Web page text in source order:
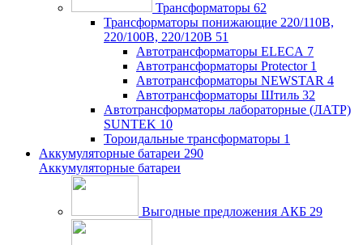
Трансформаторы 62
Трансформаторы понижающие 220/110В,
220/100В, 220/120В 51
Автотрансформаторы ELECA 7
Автотрансформаторы Protector 1
Автотрансформаторы NEWSTAR 4
Автотрансформаторы Штиль 32
Автотрансформаторы лабораторные (ЛАТР)
SUNTEK 10
Тороидальные трансформаторы 1
Аккумуляторные батареи 290
Аккумуляторные батареи
Выгодные предложения АКБ 29